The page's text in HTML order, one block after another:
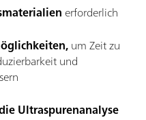
erforderlich
um Zeit zu
und
Ultraspurenanalyse